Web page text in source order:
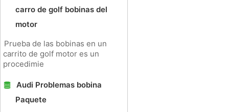
carro de golf bobinas del
motor
Prueba de las bobinas en un
carrito de golf motor es un
procedimie
Audi Problemas bobina
Paquete